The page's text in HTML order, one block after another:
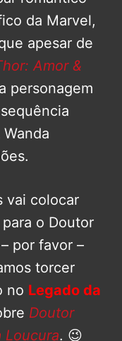
da Marvel,
apesar de
Amor &
personagem
vai colocar
o Doutor
por favor –
torcer
no Legado da
Doutor
Loucura. 😉